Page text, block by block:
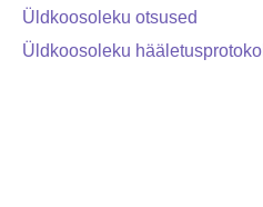
Üldkoosoleku otsused
Üldkoosoleku hääletusprotokoll